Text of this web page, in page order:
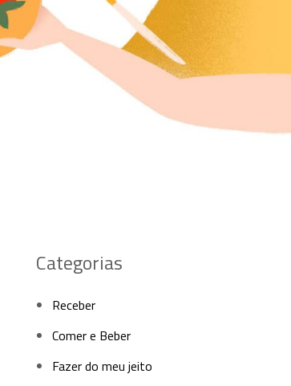
Categorias
Receber
Comer e Beber
Fazer do meu jeito